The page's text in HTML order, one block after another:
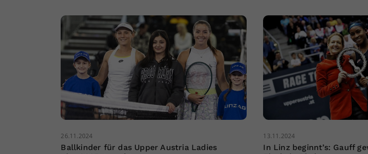
26.11.2024
Ballkinder für das Upper Austria Ladies
13.11.2024
In Linz beginnt’s: Gauff